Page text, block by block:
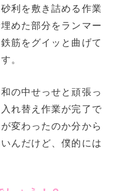
利を敷き詰める作業
めた部分をランマー
筋をグイッと曲げて
。
の中せっせと頑張っ
れ替え作業が完了で
変わったのか分から
んだけど、僕的には